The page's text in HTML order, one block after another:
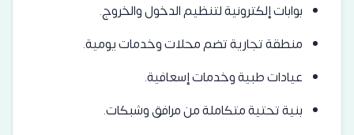
بوابات إلكترونية لتنظيم الدخول والخروج.
منطقة تجارية تضم محلات وخدمات يومية.
عيادات طبية وخدمات إسعافية.
بنية تحتية متكاملة من مرافق وشبكات.